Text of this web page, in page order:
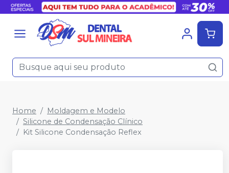
Home
Moldagem e Modelo
Silicone de Condensação Clínico
Kit Silicone Condensação Reflex